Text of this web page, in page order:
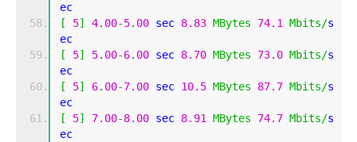
ec
[
5] 4.00-5.00 sec 8.83 MBytes 74.1 Mbits/s
ec
[
5] 5.00-6.00 sec 8.70 MBytes 73.0 Mbits/s
ec
[
5] 6.00-7.00 sec 10.5 MBytes 87.7 Mbits/s
ec
[
5] 7.00-8.00 sec 8.91 MBytes 74.7 Mbits/s
ec